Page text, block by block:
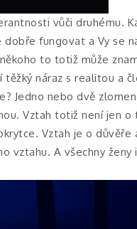
vůči druhému.
fungovat a Vy se
to totiž může
náraz s realitou a
Jedno nebo dvě
Vztah totiž není jen o
Vztah je o důvěře
vztahu. A všechny ženy